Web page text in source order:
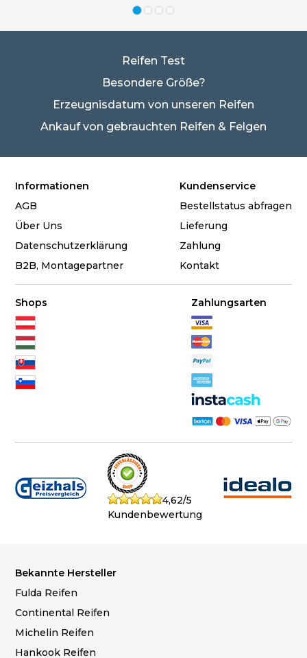
Reifen Test
Besondere Größe?
Erzeugnisdatum von unseren Reifen
Ankauf von gebrauchten Reifen & Felgen
Informationen
AGB
Über Uns
Datenschutzerklärung
B2B, Montagepartner
Kundenservice
Bestellstatus abfragen
Lieferung
Zahlung
Kontakt
Shops Zahlungsarten
4,62/5
Kundenbewertung
Bekannte Hersteller
Fulda Reifen
Continental Reifen
Michelin Reifen
Hankook Reifen